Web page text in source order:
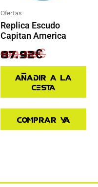
Ofertas
Replica Escudo
Capitan America
109.90€
87.92€
Añadir a la
cesta
Comprar ya